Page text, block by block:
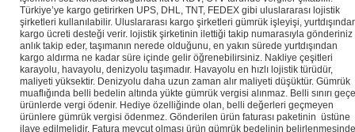
Türkiye’ye kargo getirirken UPS, DHL, TNT, FEDEX gibi uluslararası lojistik
şirketleri kullanılabilir. Uluslararası kargo şirketleri gümrük işleyişi,
kargo ücreti desteği verir. lojistik şirketinin ilettiği takip numarasıyla gönderiniz
anlık takip eder, taşımanın nerede olduğunu, en yakın sürede yurtdışından
kargo aldırma ne kadar süre içinde gelir öğrenebilirsiniz. Nakliye çeşitleri
karayolu, havayolu, denizyolu taşımadır. Havayolu en hızlı lojistik türüdür,
maliyeti yüksektir. Denizyolu daha uzun zaman alır maliyeti düşüktür. Gümrük
muaflığında belli bedelin altında yükte gümrük vergisi alınmaz. Belli sınırı
ürünlerde vergi ödenir. Hediye özelliğinde olan, belli değerleri geçmeyen
ürünlere gümrük vergisi ödenmez. Gönderilen ürün faturası paketinin üstüne
ilave edilmelidir. Fatura mevcut olması ürün gümrük bedelinin belirlenmesinde